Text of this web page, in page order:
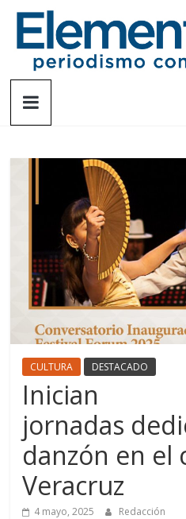
Saltar
contenido
fundamento
CULTURA DESTACADO
Inician
jornadas
danzón en el
Veracruz
4 mayo, 2025 Redacción